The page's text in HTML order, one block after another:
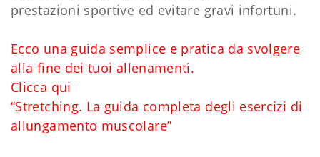
prestazioni sportive ed evitare gravi infortuni.
Ecco una guida semplice e pratica da svolgere
alla fine dei tuoi allenamenti.
Clicca qui
“Stretching. La guida completa degli esercizi di
allungamento muscolare”